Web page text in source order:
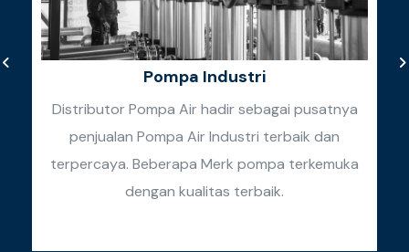
Pompa Industri
Distributor Pompa Air hadir sebagai pusatnya
penjualan Pompa Air Industri terbaik dan
terpercaya. Beberapa Merk pompa terkemuka
dengan kualitas terbaik.